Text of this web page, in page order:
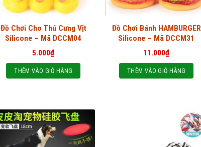
Đồ Chơi Cho Thú Cưng Vịt
Silicone – Mã DCCM04
5.000₫
THÊM VÀO GIỎ HÀNG
Đồ Chơi Bánh HAMBURGER
Silicone – Mã DCCM31
11.000₫
THÊM VÀO GIỎ HÀNG